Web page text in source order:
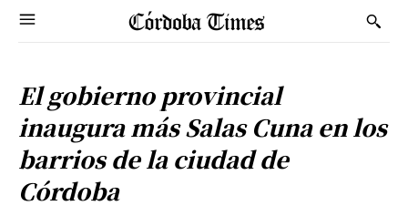
El gobierno provincial
inaugura más Salas Cuna en los
barrios de la ciudad de
Córdoba